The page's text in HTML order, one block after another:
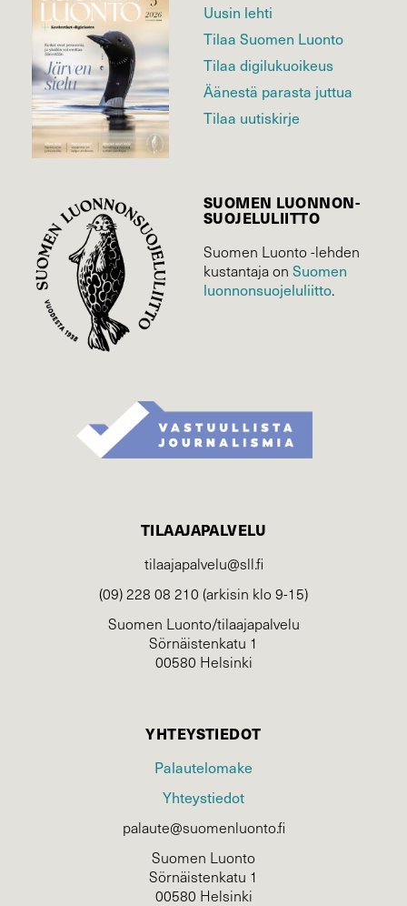
Uusin lehti
Tilaa Suomen Luonto
Tilaa digilukuoikeus
Äänestä parasta juttua
Tilaa uutiskirje
SUOMEN LUONNON­
SUOJELU­LIITTO
Suomen Luonto -lehden
kustantaja on Suomen
luonnonsuojelu­liitto.
TILAAJAPALVELU
tilaajapalvelu@sll.fi
(09) 228 08 210 (arkisin klo 9-15)
Suomen Luonto/tilaajapalvelu
Sörnäistenkatu 1
00580 Helsinki
YHTEYSTIEDOT
Palautelomake
Yhteystiedot
palaute@suomenluonto.fi
Suomen Luonto
Sörnäistenkatu 1
00580 Helsinki